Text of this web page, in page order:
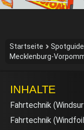
Startseite Spotguide
Mecklenburg-
INHALTE
Fahrtechnik
Fahrtechnik